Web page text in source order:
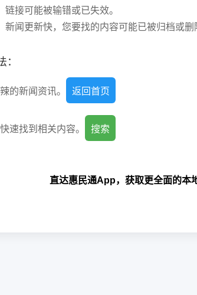
链接可能被输错或已失效。
新闻更新快，您要找的内容可能已被归档或删
：
的新闻资讯。 返回首页
速找到相关内容。 搜索
直达惠民通App，获取更全面的本